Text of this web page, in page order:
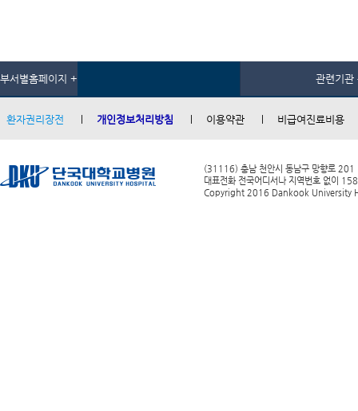
부서별홈페이지 + 관련기관
환자권리장전 개인정보처리방침 이용약관 비급여진료비용
(31116) 충남 천안시 동남구 망향로 201
대표전화 전국어디서나 지역번호 없이
Copyright 2016 Dankook University